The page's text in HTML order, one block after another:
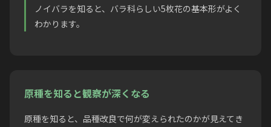
ノイバラを知ると、バラ科らしい5枚花の基本形がよく
わかります。
原種を知ると観察が深くなる
原種を知ると、品種改良で何が変えられたのかが見えてき